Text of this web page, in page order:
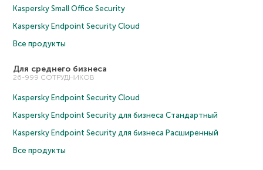
Kaspersky Small Office Security
Kaspersky Endpoint Security Cloud
Все продукты
Для среднего бизнеса
26-999 СОТРУДНИКОВ
Kaspersky Endpoint Security Cloud
Kaspersky Endpoint Security для бизнеса Cтандартный
Kaspersky Endpoint Security для бизнеса Расширенный
Все продукты